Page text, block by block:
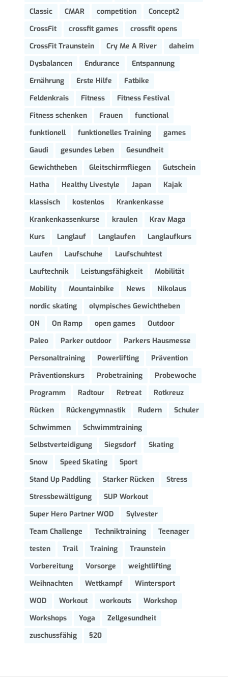
Classic
CMAR competition
Concept2
CrossFit
crossfit games
crossfit opens
CrossFit Traunstein
Cry Me A River
daheim
Dysbalancen
Endurance
Entspannung
Ernährung
Erste Hilfe
Fatbike
Feldenkrais
Fitness
Fitness Festival
Fitness schenken
Frauen
functional
funktionell
funktionelles Training
games
Gaudi
gesundes Leben
Gesundheit
Gewichtheben
Gleitschirmfliegen
Gutschein
Hatha
Healthy Livestyle Japan
Kajak
klassisch
kostenlos
Krankenkasse
Krankenkassenkurse
kraulen
Krav Maga
Kurs
Langlauf Langlaufen
Langlaufkurs
Laufen
Laufschuhe
Laufschuhtest
Lauftechnik
Leistungsfähigkeit
Mobilität
Mobility
Mountainbike News
Nikolaus
nordic skating
olympisches Gewichtheben
ON
On Ramp open games
Outdoor
Paleo
Parker outdoor
Parkers Hausmesse
Personaltraining
Powerlifting
Prävention
Präventionskurs
Probetraining
Probewoche
Programm
Radtour Retreat
Rotkreuz
Rücken
Rückengymnastik Rudern
Schuler
Schwimmen
Schwimmtraining
Selbstverteidigung
Siegsdorf
Skating
Snow
Speed Skating
Sport
Stand Up Paddling
Starker Rücken
Stress
Stressbewältigung
SUP Workout
Super Hero Partner WOD
Sylvester
Team Challenge
Techniktraining
Teenager
testen
Trail Training
Traunstein
Vorbereitung
Vorsorge
weightlifting
Weihnachten
Wettkampf
Wintersport
WOD
Workout workouts
Workshop
Workshops
Yoga
Zellgesundheit
zuschussfähig
§20